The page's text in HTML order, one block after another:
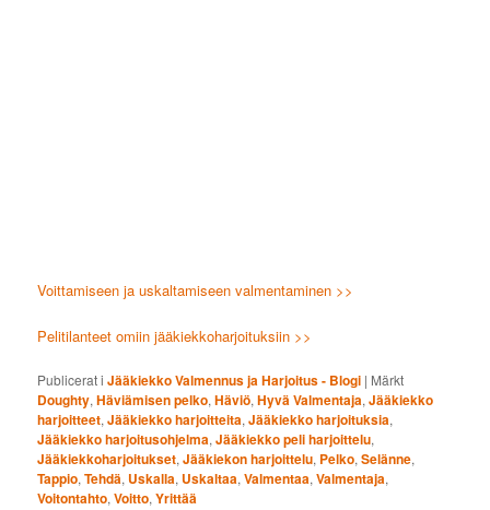
Voittamiseen ja uskaltamiseen valmentaminen >>
Pelitilanteet omiin jääkiekkoharjoituksiin >>
Publicerat i Jääkiekko Valmennus ja Harjoitus - Blogi | Märkt
Doughty,Häviämisen pelko,Häviö,Hyvä Valmentaja,Jääkiekko
harjoitteet,Jääkiekko harjoitteita,Jääkiekko harjoituksia,
Jääkiekko harjoitusohjelma,Jääkiekko peli harjoittelu,
Jääkiekkoharjoitukset,Jääkiekon harjoittelu, Pelko,Selänne,
Tappio,Tehdä, Uskalla, Uskaltaa,Valmentaa,Valmentaja,
Voitontahto,Voitto,Yrittää